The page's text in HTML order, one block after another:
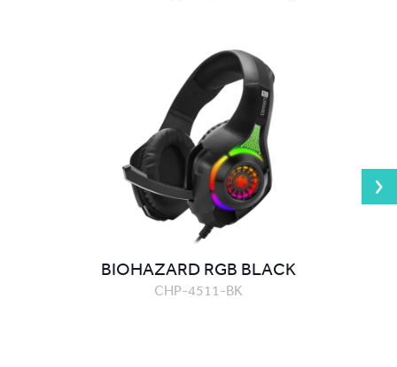
BIOHAZARD RGB BLACK
CHP-4511-BK